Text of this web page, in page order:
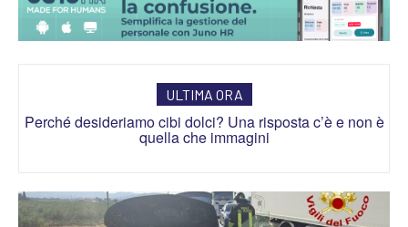
ULTIMA ORA
Perché desideriamo cibi dolci? Una risposta c’è e non è
quella che immagini